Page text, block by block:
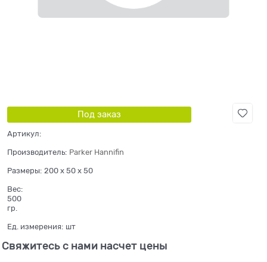
Под заказ
Артикул:
Производитель: Parker Hannifin
Размеры: 200 x 50 x 50
Вес:
500
гр.
Ед. измерения: шт
Свяжитесь с нами насчет цены